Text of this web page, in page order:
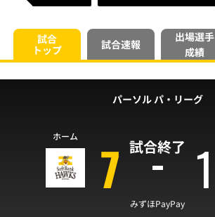
試合
トップ
試合速報
出場選手
成績
パーソル パ・リーグ
試合終了
ホーム 7 1
みずほPayPay